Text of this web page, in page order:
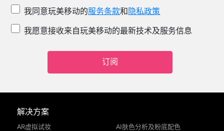
我同意玩美移动的服务条款和隐私政策
我愿意接收来自玩美移动的最新技术及服务信息
订阅
解决方案
AR虚拟试妆
AI肤色分析及粉底配色